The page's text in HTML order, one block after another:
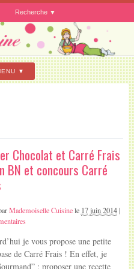
Recherche
Chocolat et Carré Frais
BN et concours Carré
Mademoiselle Cuisinele 17 juin 2014|
je vous propose une petite
de Carré Frais ! En effet, je
: proposer une recette